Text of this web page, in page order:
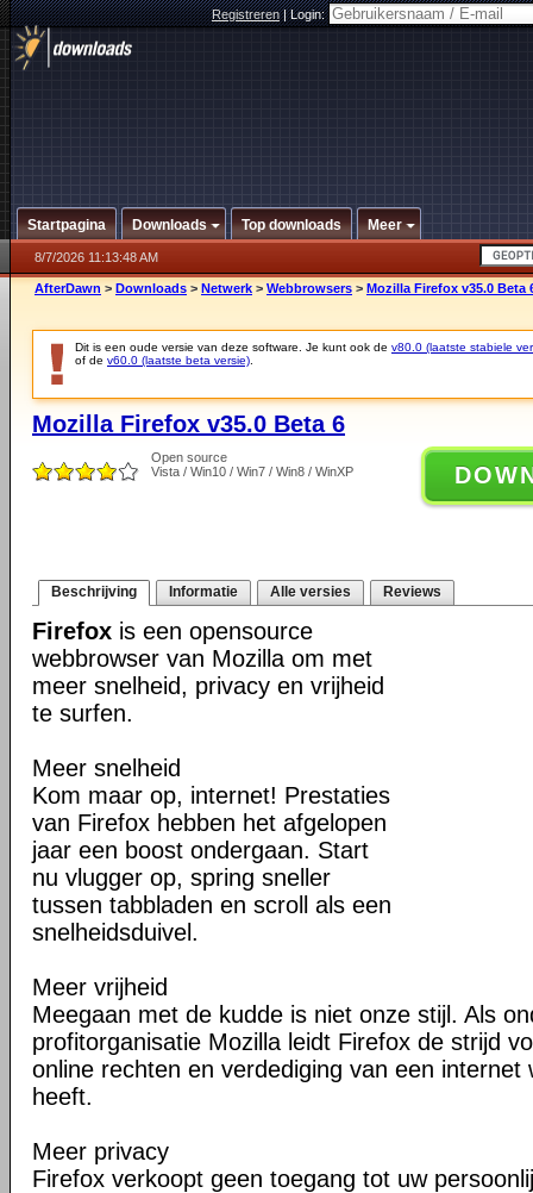
Registreren|Login:
Startpagina Downloads Top downloads Meer
8/7/2026 11:13:48 AM
AfterDawn > Downloads > Netwerk > Webbrowsers > Mozilla Firefox v35.0 Beta
Dit is een oude versie van deze software. Je kunt ook de v80.0 (laatste stabiele
of de v60.0 (laatste beta versie)
Mozilla Firefox v35.0 Beta 6
Open source
Vista / Win10 / Win7 / Win8 / WinXP
Beschrijving Informatie Alle versies Reviews
Firefox is een opensource
webbrowser van Mozilla om met
meer snelheid, privacy en vrijheid
te surfen.
Meer snelheid
Kom maar op, internet! Prestaties
van Firefox hebben het afgelopen
jaar een boost ondergaan. Start
nu vlugger op, spring sneller
tussen tabbladen en scroll als een
snelheidsduivel.
Meer vrijheid
Meegaan met de kudde is niet onze stijl. Als
profitorganisatie Mozilla leidt Firefox de strijd
online rechten en verdediging van een internet
heeft.
Meer privacy
Firefox verkoopt geen toegang tot uw